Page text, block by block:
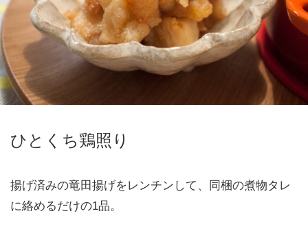
ひとくち鶏照り
揚げ済みの竜田揚げをレンチンして、同梱の煮物タレ
に絡めるだけの1品。